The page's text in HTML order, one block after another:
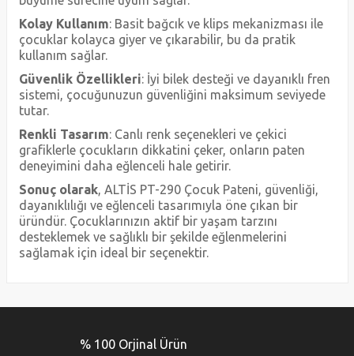
Kolay Kullanım: Basit bağcık ve klips mekanizması ile
çocuklar kolayca giyer ve çıkarabilir, bu da pratik
kullanım sağlar.
Güvenlik Özellikleri: İyi bilek desteği ve dayanıklı fren
sistemi, çocuğunuzun güvenliğini maksimum seviyede
tutar.
Renkli Tasarım: Canlı renk seçenekleri ve çekici
grafiklerle çocukların dikkatini çeker, onların paten
deneyimini daha eğlenceli hale getirir.
Sonuç olarak, ALTİS PT-290 Çocuk Pateni, güvenliği,
dayanıklılığı ve eğlenceli tasarımıyla öne çıkan bir
üründür. Çocuklarınızın aktif bir yaşam tarzını
desteklemek ve sağlıklı bir şekilde eğlenmelerini
sağlamak için ideal bir seçenektir.
Görüş ve önerileriniz için teşekkür ederiz.
% 100 Orjinal Ürün